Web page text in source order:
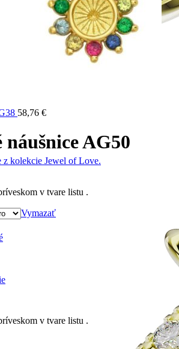
z kolekcie Jewel of Love.
58,76 €
AG50
v tvare listu .
Vymazať
v tvare listu .